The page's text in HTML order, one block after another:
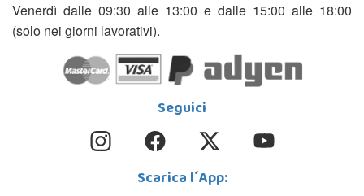
Venerdì dalle 09:30 alle 13:00 e dalle 15:00 alle 18:00
(solo nei giorni lavorativi).
Seguici
Scarica l´App: